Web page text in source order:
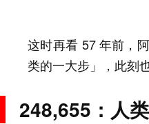
这时再看 57 年前，
类的一大步」，此刻
248,655：人